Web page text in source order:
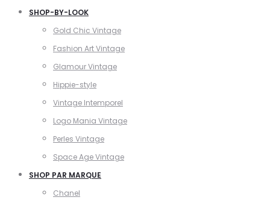
SHOP-BY-LOOK
Gold Chic Vintage
Fashion Art Vintage
Glamour Vintage
Hippie-style
Vintage Intemporel
Logo Mania Vintage
Perles Vintage
Space Age Vintage
SHOP PAR MARQUE
Chanel